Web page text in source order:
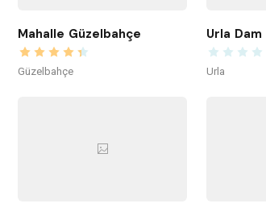
Mahalle Güzelbahçe
Güzelbahçe
Urla Dam
Urla